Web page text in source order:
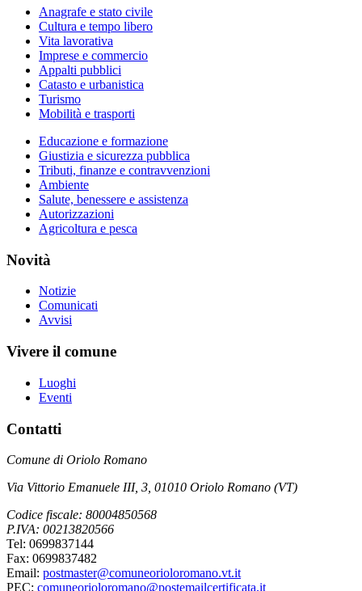
Anagrafe e stato civile
Cultura e tempo libero
Vita lavorativa
Imprese e commercio
Appalti pubblici
Catasto e urbanistica
Turismo
Mobilità e trasporti
Educazione e formazione
Giustizia e sicurezza pubblica
Tributi, finanze e contravvenzioni
Ambiente
Salute, benessere e assistenza
Autorizzazioni
Agricoltura e pesca
Novità
Notizie
Comunicati
Avvisi
Vivere il comune
Luoghi
Eventi
Contatti
Comune di Oriolo Romano
Via Vittorio Emanuele III, 3, 01010 Oriolo Romano (VT)
Codice fiscale: 80004850568
P.IVA: 00213820566
Tel: 0699837144
Fax: 0699837482
Email: postmaster@comuneorioloromano.vt.it
PEC: comuneorioloromano@postemailcertificata.it